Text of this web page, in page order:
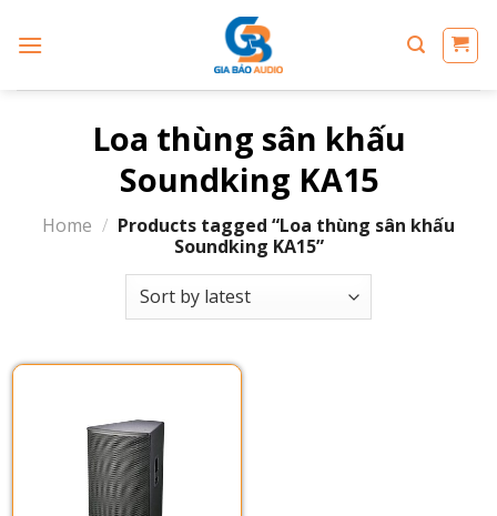
Loa thùng sân khấu
Soundking KA15
Home / Products tagged “Loa thùng sân khấu
Soundking KA15”